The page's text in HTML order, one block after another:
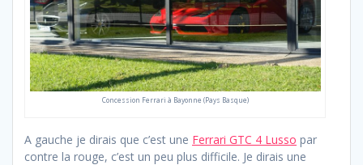
Concession Ferrari à Bayonne (Pays Basque)
A gauche je dirais que c’est une Ferrari GTC 4 Lusso par
contre la rouge, c’est un peu plus difficile. Je dirais une